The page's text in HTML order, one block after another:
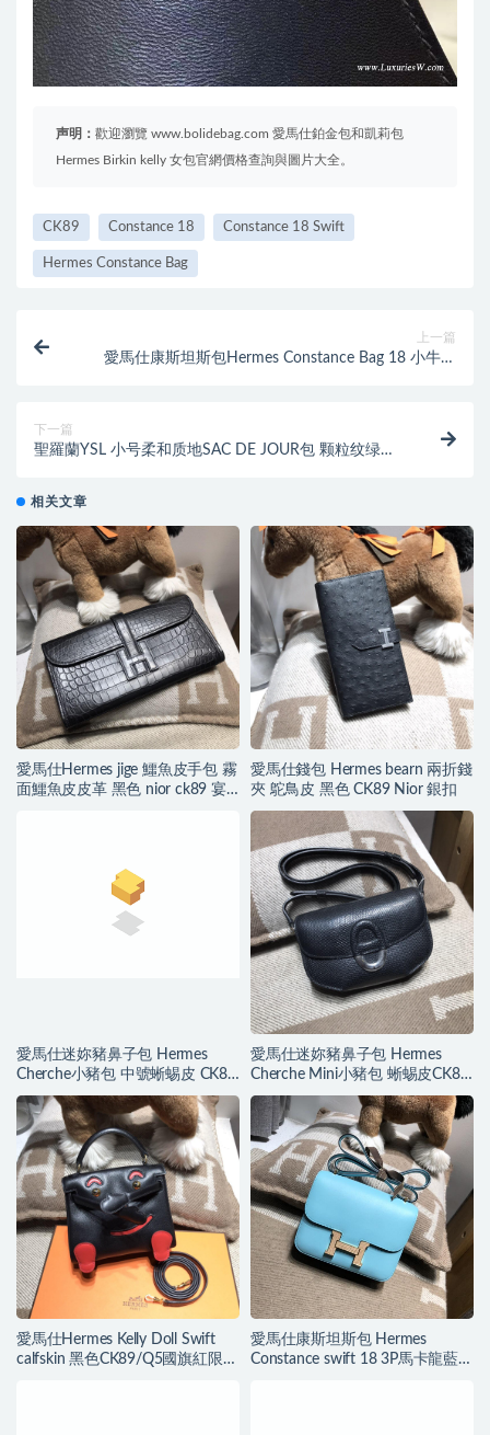
声明： 歡迎瀏覽 www.bolidebag.com 愛馬仕鉑金包和凱莉包
Hermes Birkin kelly 女包官網價格查詢與圖片大全。
CK89 Constance 18 Constance 18 Swift
Hermes Constance Bag
上一篇
愛馬仕康斯坦斯包Hermes Constance Bag 18 小牛皮
下一篇
聖羅蘭YSL 小号柔和质地SAC DE JOUR包 颗粒纹绿色
相关文章
愛馬仕Hermes jige 鱷魚皮手包 霧
面鱷魚皮皮革 黑色 nior ck89 宴
愛馬仕錢包 Hermes bearn 兩折錢
夾 鴕鳥皮 黑色 CK89 Nior 銀扣
愛馬仕迷妳豬鼻子包 Hermes
Cherche小豬包 中號蜥蜴皮 CK89
黑色 金扣
愛馬仕迷妳豬鼻子包 Hermes
Cherche Mini小豬包 蜥蜴皮CK89
黑色銀扣
愛馬仕Hermes Kelly Doll Swift
calfskin 黑色CK89/Q5國旗紅限量
愛馬仕康斯坦斯包 Hermes
Constance swift 18 3P馬卡龍藍蜥